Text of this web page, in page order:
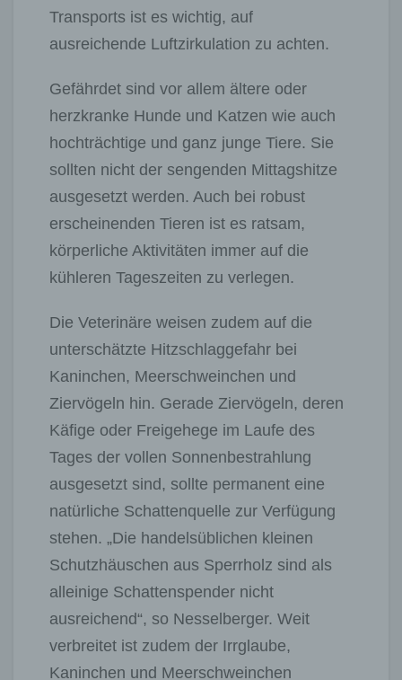
Transports ist es wichtig, auf
ausreichende Luftzirkulation zu achten.
Gefährdet sind vor allem ältere oder
herzkranke Hunde und Katzen wie auch
hochträchtige und ganz junge Tiere. Sie
sollten nicht der sengenden Mittagshitze
ausgesetzt werden. Auch bei robust
erscheinenden Tieren ist es ratsam,
körperliche Aktivitäten immer auf die
kühleren Tageszeiten zu verlegen.
Die Veterinäre weisen zudem auf die
unterschätzte Hitzschlaggefahr bei
Kaninchen, Meerschweinchen und
Ziervögeln hin. Gerade Ziervögeln, deren
Käfige oder Freigehege im Laufe des
Tages der vollen Sonnenbestrahlung
ausgesetzt sind, sollte permanent eine
natürliche Schattenquelle zur Verfügung
stehen. „Die handelsüblichen kleinen
Schutzhäuschen aus Sperrholz sind als
alleinige Schattenspender nicht
ausreichend“, so Nesselberger. Weit
verbreitet ist zudem der Irrglaube,
Kaninchen und Meerschweinchen